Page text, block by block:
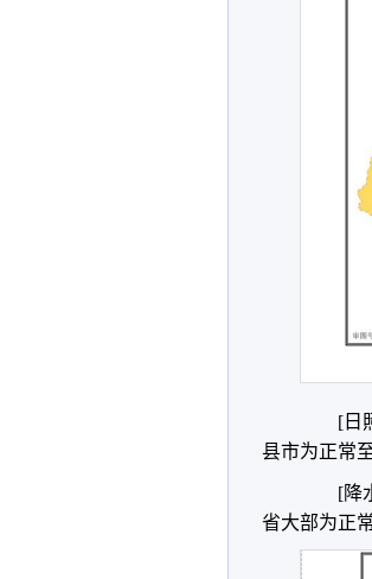
[日照]
县市为正常
[降水]
省大部为正